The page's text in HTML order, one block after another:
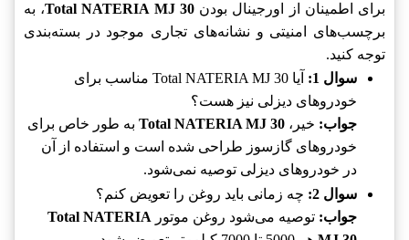
برای اطمینان از اورجینال بودنTotal NATERIA MJ 30، به
برچسب‌های امنیتی و نشانه‌های تجاری موجود در بسته‌بندی
توجه کنید.
سوال 1:
آیا Total NATERIA MJ 30 مناسب برای
خودروهای دیزلی نیز هست؟
جواب: خیر، Total NATERIA MJ 30 به طور خاص برای
خودروهای گازسوز طراحی شده است و استفاده از آن
در خودروهای دیزلی توصیه نمی‌شود.
سوال 2:
چه زمانی باید روغن را تعویض کنم؟
جواب: توصیه می‌شود روغن موتور Total NATERIA